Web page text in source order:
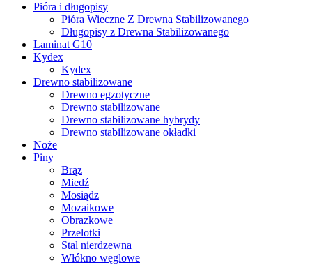
Pióra i długopisy
Pióra Wieczne Z Drewna Stabilizowanego
Długopisy z Drewna Stabilizowanego
Laminat G10
Kydex
Kydex
Drewno stabilizowane
Drewno egzotyczne
Drewno stabilizowane
Drewno stabilizowane hybrydy
Drewno stabilizowane okładki
Noże
Piny
Brąz
Miedź
Mosiądz
Mozaikowe
Obrazkowe
Przelotki
Stal nierdzewna
Włókno węglowe